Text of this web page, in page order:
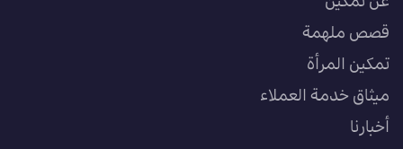
قصص ملهمة
تمكين المرأة
ميثاق خدمة العملاء
أخبارنا